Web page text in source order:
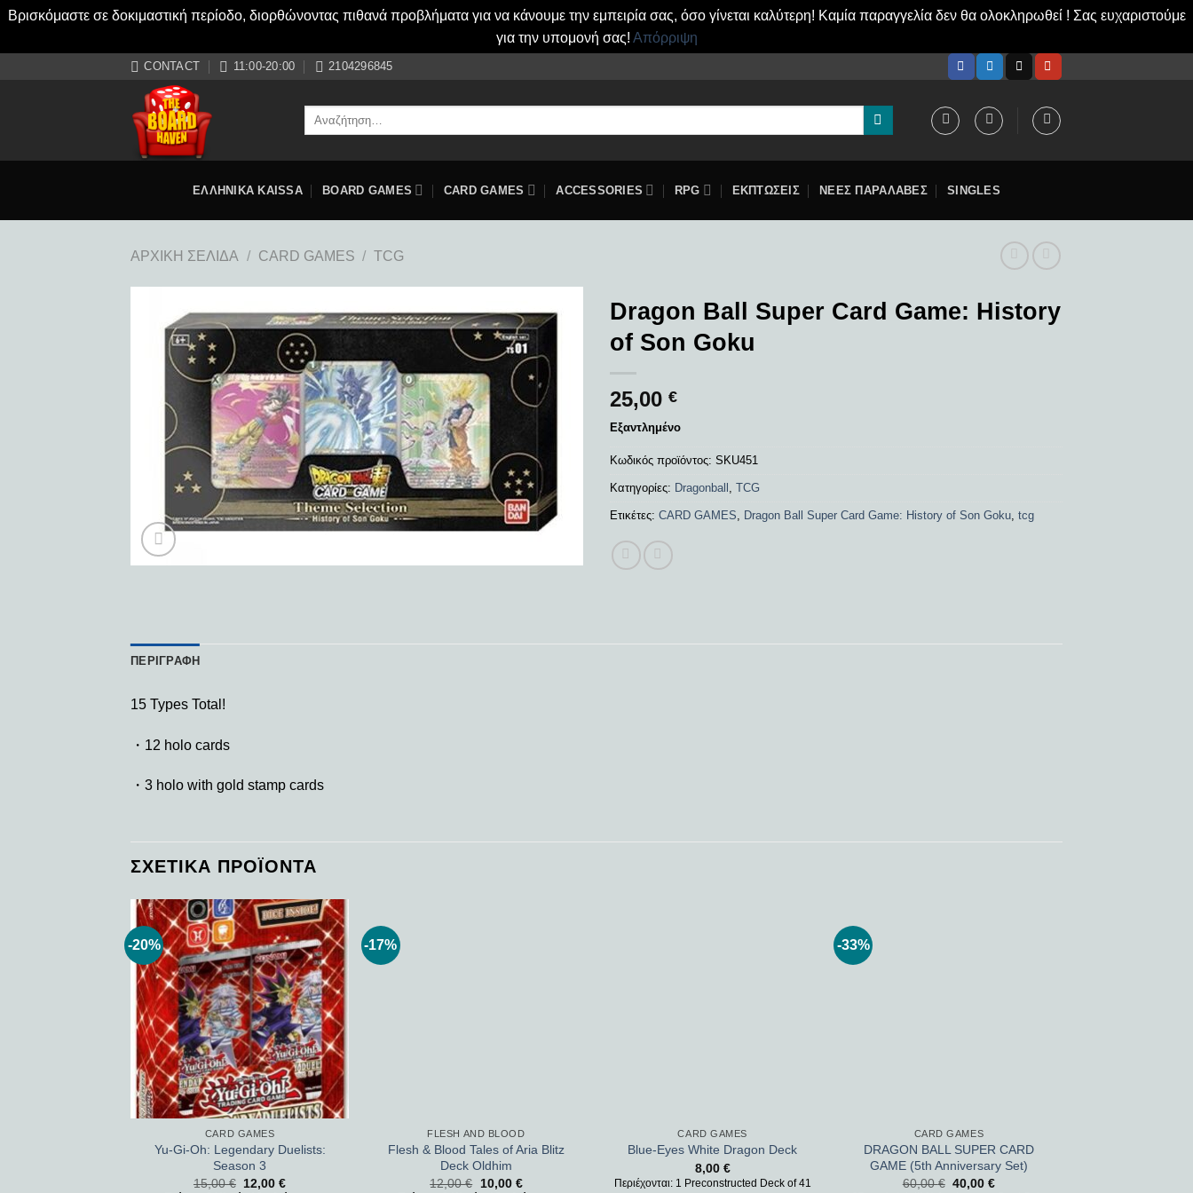
Βρισκόμαστε σε δοκιμαστική περίοδο, διορθώνοντας πιθανά προβλήματα για να κάνουμε την εμπειρία σας, όσο γίνεται καλύτερη! Καμία παραγγελία δεν θα ολοκληρωθεί ! Σας ευχαριστούμε
για την υπομονή σας! Απόρριψη
CONTACT 11:00-20:00 2104296845
Αναζήτηση
ΕΛΛΗΝΙΚΑ KAISSA BOARD GAMES CARD GAMES ACCESSORIES RPG ΕΚΠΤΩΣΕΙΣ ΝΕΕΣ ΠΑΡΑΛΑΒΕΣ SINGLES
ΑΡΧΙΚΉ ΣΕΛΊΔΑ / CARD GAMES / TCG
wishlist
Dragon Ball Super Card Game: History
of Son Goku
25,00 €
Εξαντλημένο
Κωδικός προϊόντος: SKU451
Κατηγορίες: Dragonball TCG
Ετικέτες: CARD GAMES Dragon Ball Super Card Game: History of Son Goku tcg
ΠΕΡΙΓΡΑΦΉ
15 Types Total!
・12 holo cards
・3 holo with gold stamp cards
ΣΧΕΤΙΚΆ ΠΡΟΪΌΝΤΑ
-20%
Add to
wishlist
CARD GAMES
Yu-Gi-Oh: Legendary Duelists:
Season 3
15,00€ 12,00€
-17%
FLESH AND BLOOD
Flesh & Blood Tales of Aria Blitz
Deck Oldhim
12,00€ 10,00 €
CARD GAMES
Blue-Eyes White Dragon Deck
8,00 €
Περιέχονται: 1 Preconstructed Deck of 41
-33%
CARD GAMES
DRAGON BALL SUPER CARD
GAME (5th Anniversary Set)
60,00€ 40,00€